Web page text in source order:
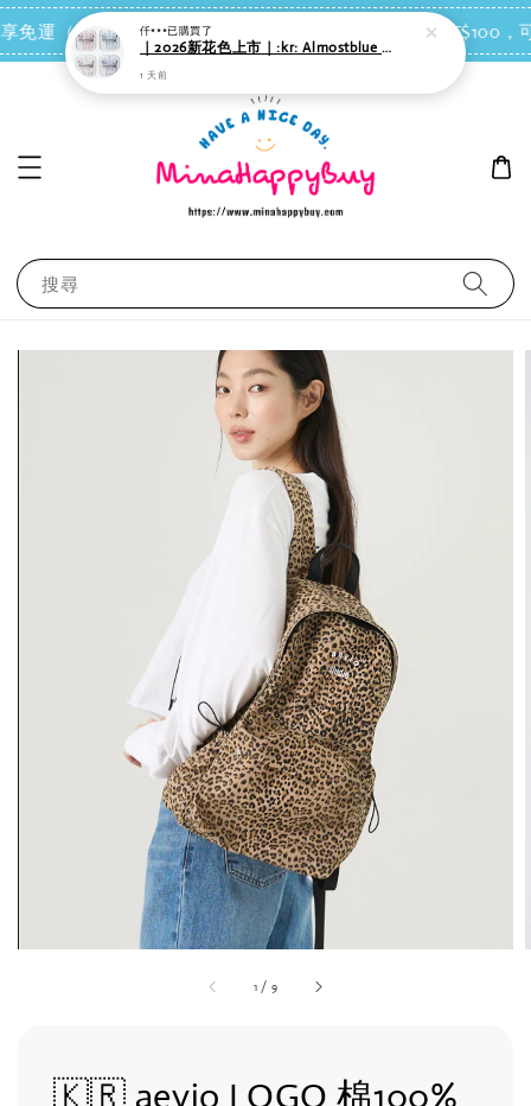
運（台灣離島地區除外） 會員每消費NT$100，
搜尋
1 / 9
🇰🇷 aeyio LOGO 棉100%
仟***已購買了
｜2026新花色上市｜:kr: Almostblue Barogagi Snow 有線耳機｜４款可選
1 天前